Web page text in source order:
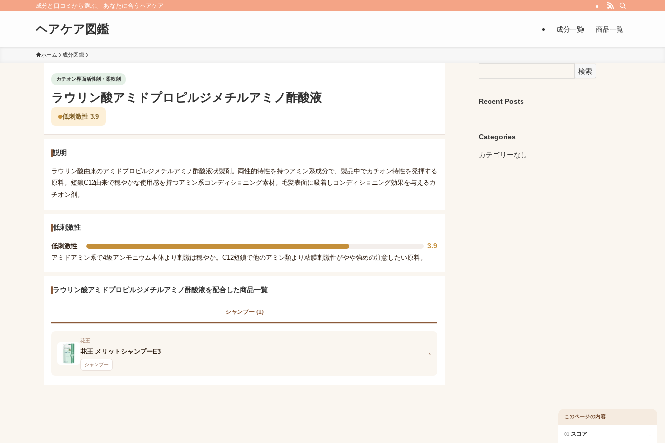
成分と口コミから選ぶ、 あなたに合うヘアケア
ヘアケア図鑑 成分一覧 商品一覧
ホーム 成分図鑑
カチオン界面活性剤・柔軟剤
ラウリン酸アミドプロピルジメチルアミノ酢酸液
低刺激性 3.9
説明
ラウリン酸由来のアミドプロピルジメチルアミノ酢酸液状製剤。両性的特性を持つアミン系成分で、製品中でカチオン特性を発揮する
原料。短鎖C12由来で穏やかな使用感を持つアミン系コンディショニング素材。毛髪表面に吸着しコンディショニング効果を与えるカ
チオン剤。
低刺激性
低刺激性 3.9
アミドアミン系で4級アンモニウム本体より刺激は穏やか。C12短鎖で他のアミン類より粘膜刺激性がやや強めの注意したい原料。
ラウリン酸アミドプロピルジメチルアミノ酢酸液を配合した商品一覧
シャンプー (1)
花王
花王 メリットシャンプーE3
シャンプー
›
検索
Recent Posts
Categories
カテゴリーなし
このページの内容
01 スコア ↓